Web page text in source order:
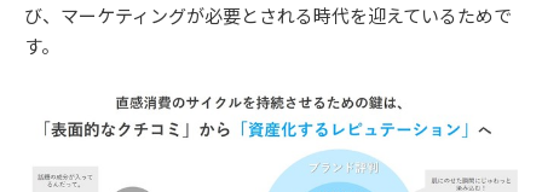
び、マーケティングが必要とされる時代を迎えているためで
す。